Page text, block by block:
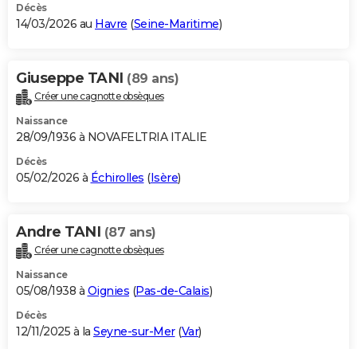
S'inscrire
Se connecter
Lycées
Collèges
Primaires
Universités
Entreprises
Service militaire
Avis de recherche
AVIS DE DÉCÈS
Bricolage
Lifestyle
Culture
Sport
Auto
Television
Voyage
Cinema
Décès
14/03/2026 au Havre (Seine-Maritime)
Giuseppe TANI (89 ans)
Créer une cagnotte obsèques
Naissance
28/09/1936 à NOVAFELTRIA ITALIE
Décès
05/02/2026 à Échirolles (Isère)
Andre TANI (87 ans)
Créer une cagnotte obsèques
Naissance
05/08/1938 à Oignies (Pas-de-Calais)
Décès
12/11/2025 à la Seyne-sur-Mer(Var)